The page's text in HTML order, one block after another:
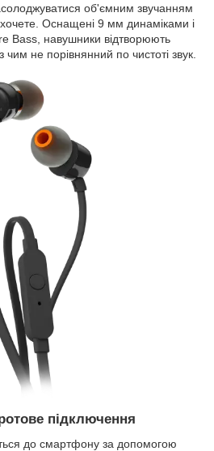
об'ємним звучанням
Оснащені 9 мм динаміками і
Bass, навушники відтворюють
не порівнянний по чистоті звук.
підключення
до смартфону за допомогою